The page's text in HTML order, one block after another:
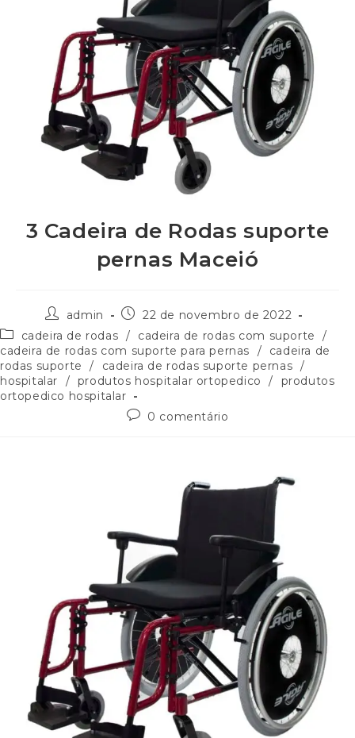
3 Cadeira de Rodas suporte
pernas Maceió
admin
22 de novembro de 2022
cadeira de rodas / cadeira de rodas com suporte
/
cadeira de rodas com suporte para pernas
/
cadeira de
rodas suporte
/ cadeira de rodas suporte pernas /
hospitalar
/ produtos hospitalar ortopedico /
produtos
ortopedico hospitalar
0 comentário